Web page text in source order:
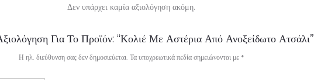
Δεν υπάρχει καμία αξιολόγηση ακόμη.
Για Το Προϊόν: “Κολιέ Με Αστέρια Από Ανοξείδωτο Ατσάλι”
Η ηλ. διεύθυνση σας δεν δημοσιεύεται. Τα υποχρεωτικά πεδία σημειώνονται με *